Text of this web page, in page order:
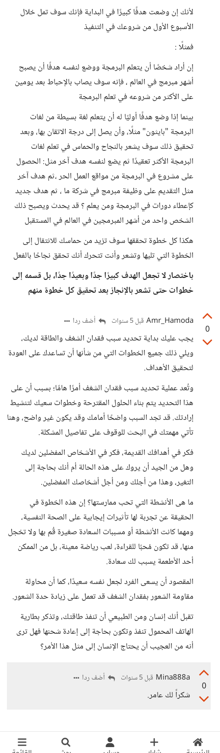
لأنك إن وضعت هدفًا كبيرًا في البداية فإنك سوف تمل خلال
الأسبوع الأول من شروعك في التنفيذ
فمثلًا :
إن أراد شخصًا أن يتعلم البرمجة ووضع لنفسه هدفًا أن يصبح
أشهر مبرمج في العالم ، فإنه سوف يصاب بالإحباط بعد يومين
على الأكثر من شروعه في تعلم البرمجة
بينما إذا وضع هدفًا أوليًا له أن يتعلم لغة بسيطة من لغات
البرمجة "بايثون" مثلًا، وأن يصل إلى درجة الاتقان بها، وبعد
تحقيق ذلك سوف يشعر بالنجاح والحماس في تعلم لغات
البرمجة الأكثر تعقيدًا ثم يضع لنفسه هدف آخر مثل: الحصول
على مشروع في البرمجة من مواقع العمل الحر ،ثم هدف آخر
مثل التقديم على وظيفة مبرمج في شركة ما ، ثم هدف جديد
كإعطاء دورات في البرمجة ومن يعلم ؟ قد يحدث ويصبح ذلك
الشخص واحد من أشهر المبرمجين في العالم في المستقبل
هكذا كل خطوة تحققها سوف تزيد من حماسك للانتقال إلى
الخطوة التي تليها وتشعر وأنت تتحرك أنك تحقق نجاحًا بالفعل
باختصار لا تجعل الهدف كبيرًا جدًا وبعيدًا جدًا، بل قسمه إلى
خطوات حتى تشعر بالإنجاز بعد تحقيق كل خطوة منهم
0
Amr_Hamoda قبل 5 سنوات أضف ردا
يجب عليك بداية تحديد سبب فقدان الشغف والطاقة لديك،
ويلي ذلك جميع الخطوات التي من شأنها أن تساعدك على العودة
لتحقيق الأهداف.
وتُعد عملية تحديد سبب فقدان الشغف أمرًا هامًا؛ بسبب أن على
هذا التحديد يتم بناء الحلول المقترحة وخطوات سعيك لتنشيط
إرادتك. قد تجد السبب واضحًا أمامك وقد يكون غير واضح، وهنا
تأتي مهمتك في البحث للوقوف على تفاصيل المشكلة.
فكر في أهدافك القديمة، فكر في الأشخاص المفضلين لديك
وهل من الجيد أن يروك على هذه الحالة أم أنك بحاجة إلى
التغير، وهذا من أجلك ومن أجل أشخاصك المفضلين.
ما هى الأنشطة التي تحب ممارستها؟ إن هذه الخطوة في
الحقيقة عن تجربة لها تأثيرات إيجابية على الصحة النفسية،
ومهما كانت الأنشطة أو مسببات السعادة صغيرة قُم بها ولا تخجل
منها، قد تكون مُحبًا للقراءة، لعب رياضة معينة، بل من الممكن
أحد الأطعمة يسبب لك سعادة.
المقصود أن يسعى الفرد لجعل نفسه سعيدًا، كما أن محاولة
مقاومة الشعور بفقدان الشغف قد تعمل على زيادة حدة الشعور.
تقبل أنك إنسان ومن الطبيعي أن تنفذ طاقتك، وتذكر بطارية
الهاتف المحمول تنفذ وتكون بحاجة إلى إعادة شحنها فهل ترى
أنه من العجيب أن يحتاج الإنسان إلى مثل هذا الأمر؟
0
Mina888a قبل 5 سنوات أضف ردا
شكراً لك عامر.